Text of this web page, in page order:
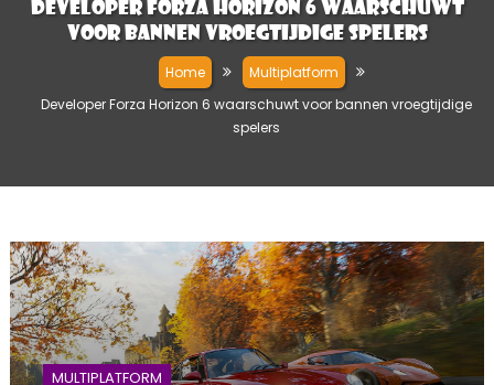
Developer Forza Horizon 6 waarschuwt
voor bannen vroegtijdige spelers
Home
Multiplatform
Developer Forza Horizon 6 waarschuwt voor bannen vroegtijdige
spelers
MULTIPLATFORM